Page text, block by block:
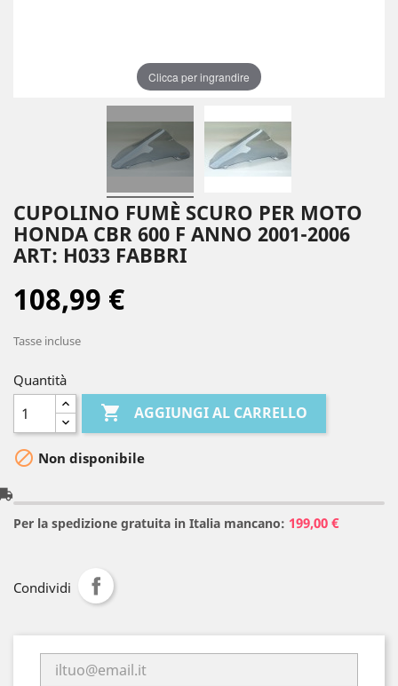
Clicca per ingrandire
CUPOLINO FUMÈ SCURO PER MOTO
HONDA CBR 600 F ANNO 2001-2006
ART: H033 FABBRI
108,99 €
Tasse incluse
Quantità
 AGGIUNGI AL CARRELLO
 Non disponibile
Per la spedizione gratuita in Italia mancano: 199,00 €
Condividi